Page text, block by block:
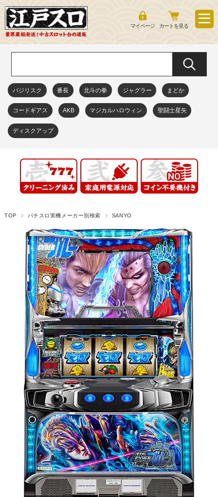
マイページ カートを見る
バジリスク 番長 北斗の拳 ジャグラー まどか
コードギアス AKB マジカルハロウィン 聖闘士星矢
ディスクアップ
TOP パチスロ実機メーカー別検索 SANYO